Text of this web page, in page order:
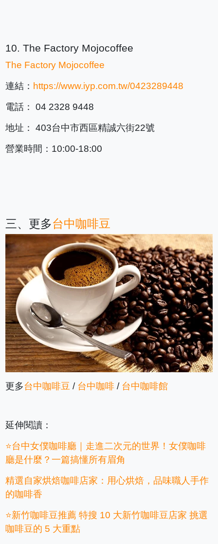
10. The Factory Mojocoffee
The Factory Mojocoffee
連結： https://www.iyp.com.tw/0423289448
電話： 04 2328 9448
地址： 403台中市西區精誠六街22號
營業時間：10:00-18:00
三、更多台中咖啡豆
更多台中咖啡豆 / 台中咖啡 / 台中咖啡館
延伸閱讀：
⭐台中女僕咖啡廳｜走進二次元的世界！女僕咖啡
廳是什麼？一篇搞懂所有眉角
精選自家烘焙咖啡店家：用心烘焙，品味職人手作
的咖啡香
⭐新竹咖啡豆推薦 特搜 10 大新竹咖啡豆店家 挑選
咖啡豆的 5 大重點